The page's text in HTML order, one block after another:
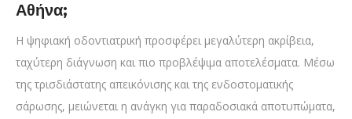
Αθήνα;
Η ψηφιακή οδοντιατρική προσφέρει μεγαλύτερη ακρίβεια,
ταχύτερη διάγνωση και πιο προβλέψιμα αποτελέσματα. Μέσω
της τρισδιάστατης απεικόνισης και της ενδοστοματικής
σάρωσης, μειώνεται η ανάγκη για παραδοσιακά αποτυπώματα,